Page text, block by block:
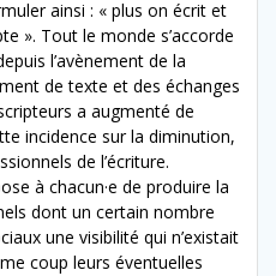
ainsi : « plus on écrit et
». Tout le monde s’accorde
l’avènement de la
de texte et des échanges
a augmenté de
incidence sur la diminution,
de l’écriture.
à chacun·e de produire la
dont un certain nombre
une visibilité qui n’existait
coup leurs éventuelles